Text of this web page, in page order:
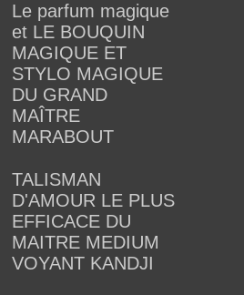
Le parfum magique
et LE BOUQUIN
MAGIQUE ET
STYLO MAGIQUE
DU GRAND
MAÎTRE
MARABOUT
TALISMAN
D'AMOUR LE PLUS
EFFICACE DU
MAITRE MEDIUM
VOYANT KANDJI